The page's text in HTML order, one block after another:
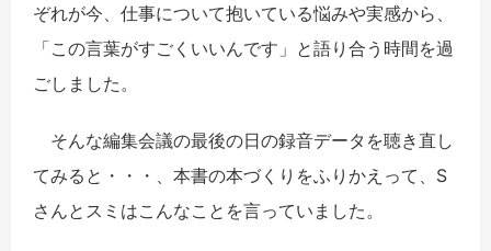
ぞれが今、仕事について抱いている悩みや実感から、
「この言葉がすごくいいんです」と語り合う時間を過
ごしました。
そんな編集会議の最後の日の録音データを聴き直し
てみると・・・、本書の本づくりをふりかえって、S
さんとスミはこんなことを言っていました。